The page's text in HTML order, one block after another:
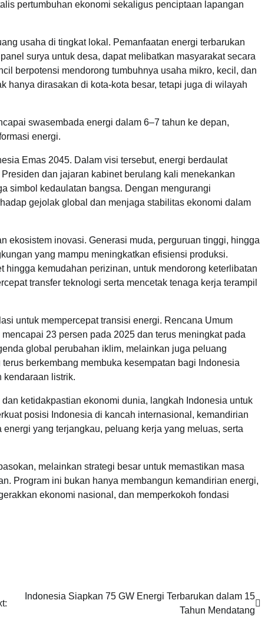
pertumbuhan ekonomi sekaligus penciptaan lapangan
usaha di tingkat lokal. Pemanfaatan energi terbarukan
surya untuk desa, dapat melibatkan masyarakat secara
berpotensi mendorong tumbuhnya usaha mikro, kecil, dan
hanya dirasakan di kota-kota besar, tetapi juga di wilayah
swasembada energi dalam 6–7 tahun ke depan,
energi.
Emas 2045. Dalam visi tersebut, energi berdaulat
dan jajaran kabinet berulang kali menekankan
simbol kedaulatan bangsa. Dengan mengurangi
gejolak global dan menjaga stabilitas ekonomi dalam
ekosistem inovasi. Generasi muda, perguruan tinggi, hingga
yang mampu meningkatkan efisiensi produksi.
kemudahan perizinan, untuk mendorong keterlibatan
transfer teknologi serta mencetak tenaga kerja terampil
untuk mempercepat transisi energi. Rencana Umum
23 persen pada 2025 dan terus meningkat pada
global perubahan iklim, melainkan juga peluang
berkembang membuka kesempatan bagi Indonesia
kendaraan listrik.
ketidakpastian ekonomi dunia, langkah Indonesia untuk
posisi Indonesia di kancah internasional, kemandirian
yang terjangkau, peluang kerja yang meluas, serta
melainkan strategi besar untuk memastikan masa
Program ini bukan hanya membangun kemandirian energi,
ekonomi nasional, dan memperkokoh fondasi
Indonesia Siapkan 75 GW Energi Terbarukan dalam 15
Tahun Mendatang